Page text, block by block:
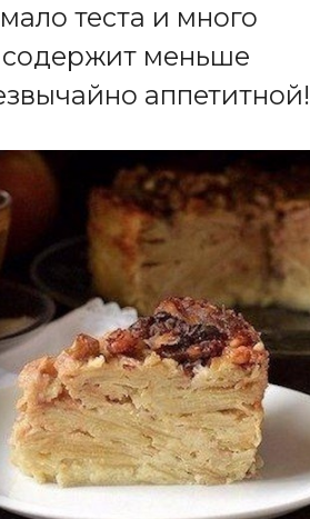
теста и много
содержит меньше
аппетитной!